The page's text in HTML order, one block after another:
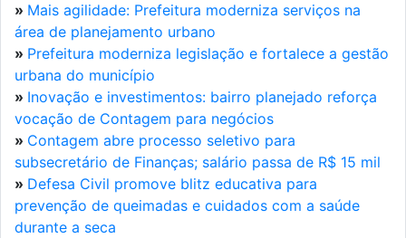
» Mais agilidade: Prefeitura moderniza serviços na
área de planejamento urbano
» Prefeitura moderniza legislação e fortalece a gestão
urbana do município
» Inovação e investimentos: bairro planejado reforça
vocação de Contagem para negócios
» Contagem abre processo seletivo para
subsecretário de Finanças; salário passa de R$ 15 mil
» Defesa Civil promove blitz educativa para
prevenção de queimadas e cuidados com a saúde
durante a seca